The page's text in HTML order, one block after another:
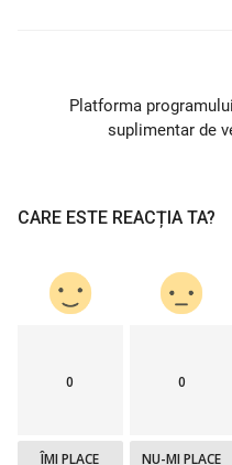
Platforma
suplimentar de
CARE ESTE REACȚIA TA?
0
ÎMI PLACE
0
NU-MI PLACE
reclamelor